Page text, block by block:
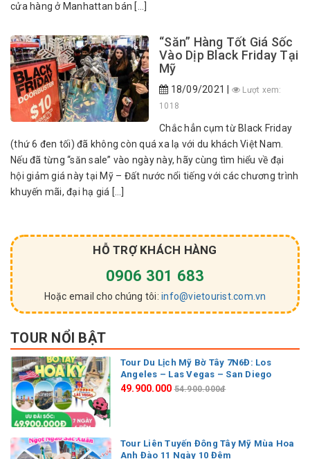
cửa hàng ở Manhattan bán […]
“Săn” Hàng Tốt Giá Sốc
Vào Dịp Black Friday Tại
Mỹ
18/09/2021 |
Lượt xem:
1018
Chắc hẳn cụm từ Black Friday
(thứ 6 đen tối) đã không còn quá xa lạ với du khách Việt Nam.
Nếu đã từng “săn sale” vào ngày này, hãy cùng tìm hiểu về đại
hội giảm giá này tại Mỹ – Đất nước nổi tiếng với các chương trình
khuyến mãi, đại hạ giá […]
HỖ TRỢ KHÁCH HÀNG
0906 301 683
Hoặc email cho chúng tôi: info@vietourist.com.vn
TOUR NỔI BẬT
Tour Du Lịch Mỹ Bờ Tây 7N6Đ: Los
Angeles – Las Vegas – San Diego
49.900.000 54.900.000đ
Tour Liên Tuyến Đông Tây Mỹ Mùa Hoa
Anh Đào 11 Ngày 10 Đêm